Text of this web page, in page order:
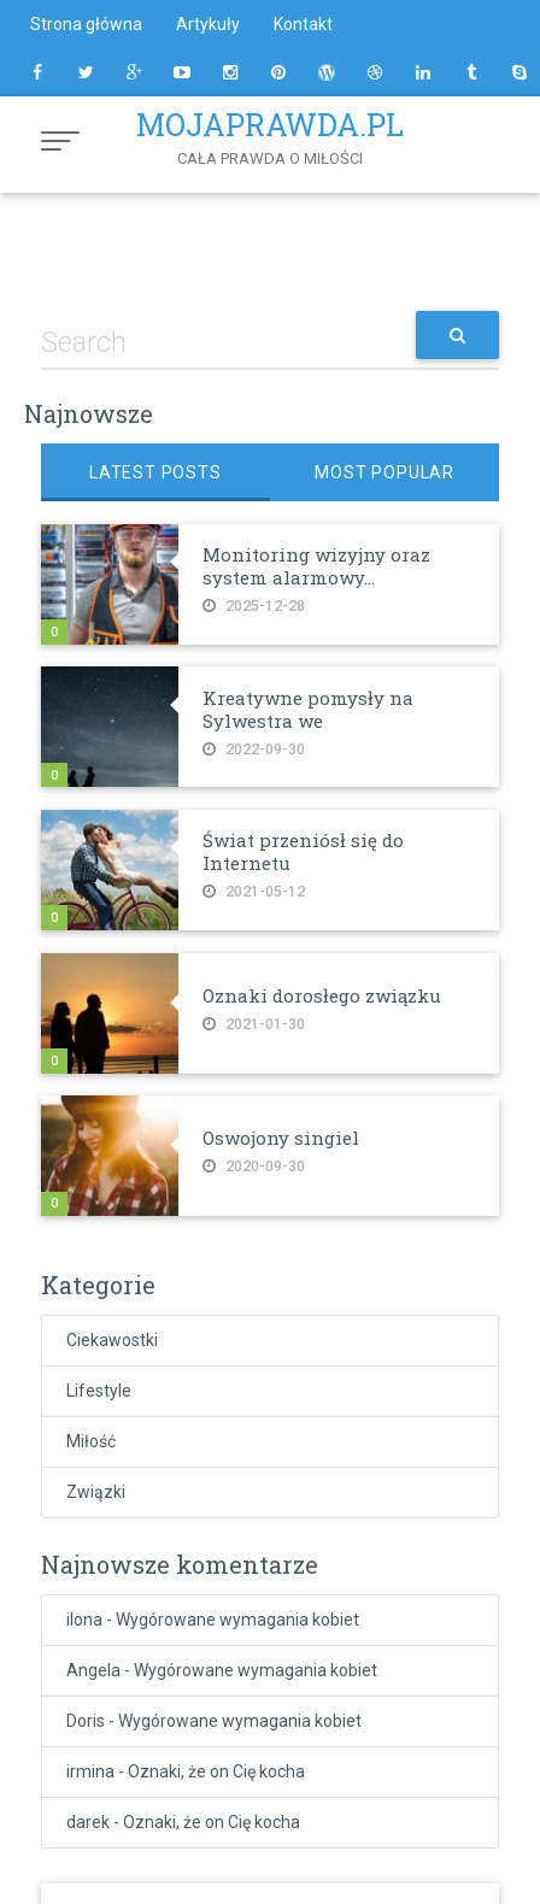
Content
Strona główna Artykuły Kontakt
MOJAPRAWDA.PL
CAŁA PRAWDA O MIŁOŚCI
Najnowsze
LATEST POSTS MOST POPULAR
Monitoring wizyjny oraz
system alarmowy...
2025-12-28
0
Kreatywne pomysły na
Sylwestra we
2022-09-30
0
Świat przeniósł się do
Internetu
2021-05-12
0
Oznaki dorosłego związku
2021-01-30
0
Oswojony singiel
2020-09-30
0
Kategorie
Ciekawostki
Lifestyle
Miłość
Związki
Najnowsze komentarze
ilona - Wygórowane wymagania kobiet
Angela - Wygórowane wymagania kobiet
Doris - Wygórowane wymagania kobiet
irmina - Oznaki, że on Cię kocha
darek- Oznaki, że on Cię kocha